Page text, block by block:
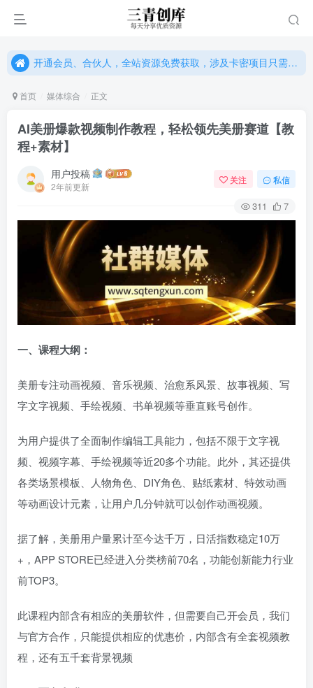
开通会员、合伙人，全站资源免费获取，涉及卡密项目只需单独购卡密（位置：网站右下悬浮按钮）
开通会员、合伙人，全站资源免费获取，涉及卡密项目只需单独购卡密（位置：网站右下悬浮按钮）
首页 媒体综合 正文
AI美册爆款视频制作教程，轻松领先美册赛道【教
程+素材】
用户投稿
2年前更新
关注 私信
311 7
一、 课程大纲：
美册专注动画视频、音乐视频、治愈系风景、故事视频、写
字文字视频、手绘视频、书单视频等垂直账号创作。
为用户提供了全面制作编辑工具能力，包括不限于文字视
频、视频字幕、手绘视频等近20多个功能。此外，其还提供
各类场景模板、人物角色、DIY角色、贴纸素材、特效动画
等动画设计元素，让用户几分钟就可以创作动画视频。
据了解，美册用户量累计至今达千万，日活指数稳定10万
+，APP STORE已经进入分类榜前70名，功能创新能力行业
前TOP3。
此课程内部含有相应的美册软件，但需要自己开会员，我们
与官方合作，只能提供相应的优惠价，内部含有全套视频教
程，还有五千套背景视频